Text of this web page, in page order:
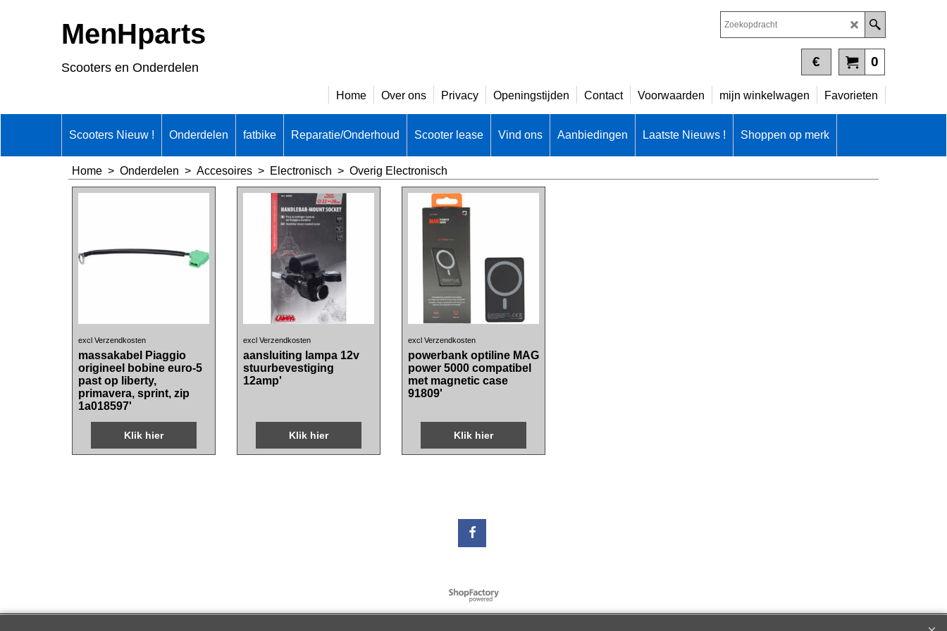
MenHparts
Scooters en Onderdelen 0
€
Home Over ons Privacy Openingstijden Contact Voorwaarden mijn winkelwagen Favorieten
Scooters Nieuw ! Onderdelen fatbike Reparatie/Onderhoud Scooter lease Vind ons Aanbiedingen Laatste Nieuws ! Shoppen op merk
Home > Onderdelen > Accesoires > Electronisch > Overig Electronisch
€ 15.80
incl BTW
excl Verzendkosten
massakabel Piaggio
origineel bobine euro-5
past op liberty,
primavera, sprint, zip
1a018597'
Klik hier
€ 22.90
incl BTW
excl Verzendkosten
aansluiting lampa 12v
stuurbevestiging
Klik hier
€ 57.85
incl BTW
excl Verzendkosten
powerbank optiline MAG
power 5000 compatibel
met magnetic case
Klik hier
Webwinkel gemaakt met
ShopFactory webwinkel